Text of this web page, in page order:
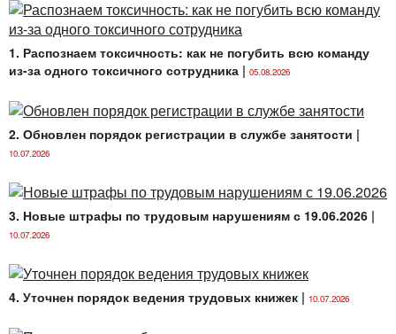
1. Распознаем токсичность: как не погубить всю команду
из-за одного токсичного сотрудника | 05.08.2026
2. Обновлен порядок регистрации в службе занятости |
10.07.2026
3. Новые штрафы по трудовым нарушениям с 19.06.2026 |
10.07.2026
4. Уточнен порядок ведения трудовых книжек | 10.07.2026